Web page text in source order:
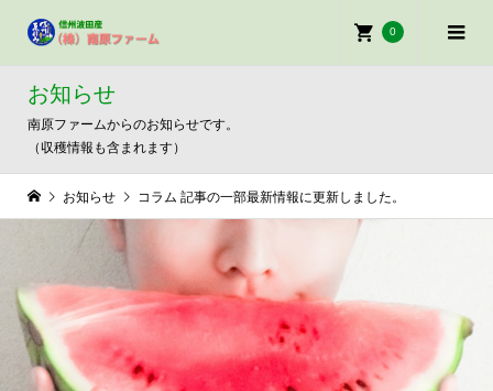
0
お知らせ
南原ファームからのお知らせです。
（収穫情報も含まれます）
お知らせ コラム 記事の一部最新情報に更新しました。